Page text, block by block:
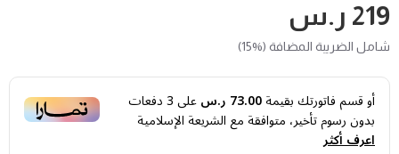
219 ر.س
شامل الضريبة المضافة (%15)
أو قسم فاتورتك بقيمة73.00 ر.س على3دفعات
بدون رسوم تأخير، متوافقة مع الشريعة الإسلامية
اعرف أكثر